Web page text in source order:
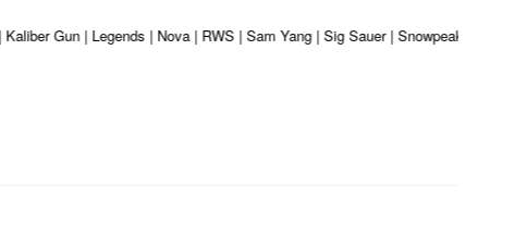
Gun | Legends | Nova | RWS | Sam Yang | Sig Sauer | Snowpeak |